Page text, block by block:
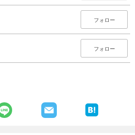
フォロー
フォロー